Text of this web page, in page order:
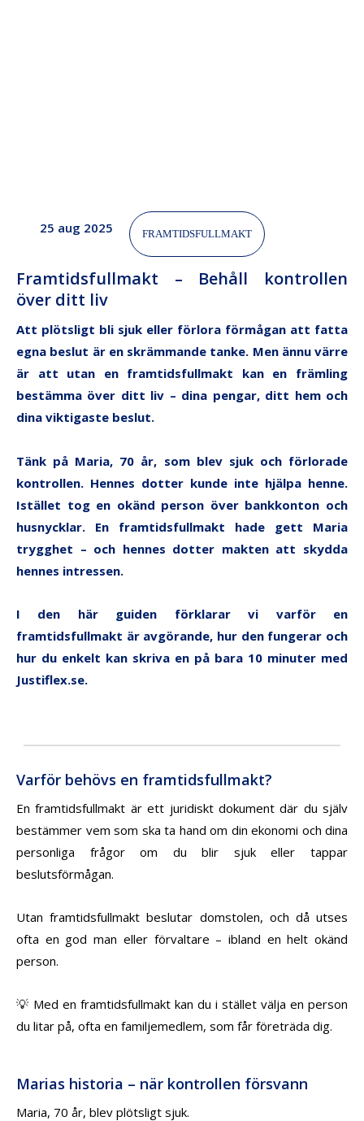
25 aug 2025 FRAMTIDSFULLMAKT
Framtidsfullmakt – Behåll kontrollen
över ditt liv
Att plötsligt bli sjuk eller förlora förmågan att fatta
egna beslut är en skrämmande tanke. Men ännu värre
är att utan en framtidsfullmakt kan en främling
bestämma över ditt liv – dina pengar, ditt hem och
dina viktigaste beslut.
Tänk på Maria, 70 år, som blev sjuk och förlorade
kontrollen. Hennes dotter kunde inte hjälpa henne.
Istället tog en okänd person över bankkonton och
husnycklar. En framtidsfullmakt hade gett Maria
trygghet – och hennes dotter makten att skydda
hennes intressen.
I den här guiden förklarar vi varför en
framtidsfullmakt är avgörande, hur den fungerar och
hur du enkelt kan skriva en på bara 10 minuter med
Justiflex.se.
Varför behövs en framtidsfullmakt?
En framtidsfullmakt är ett juridiskt dokument där du själv
bestämmer vem som ska ta hand om din ekonomi och dina
personliga frågor om du blir sjuk eller tappar
beslutsförmågan.
Utan framtidsfullmakt beslutar domstolen, och då utses
ofta en god man eller förvaltare – ibland en helt okänd
person.
💡 Med en framtidsfullmakt kan du i stället välja en person
du litar på, ofta en familjemedlem, som får företräda dig.
Marias historia – när kontrollen försvann
Maria, 70 år, blev plötsligt sjuk.